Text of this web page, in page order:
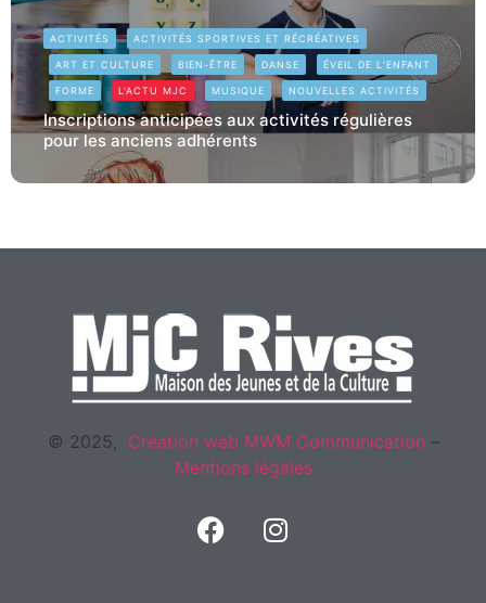
ACTIVITÉS ACTIVITÉS SPORTIVES ET RÉCRÉATIVES
ART ET CULTURE BIEN-ÊTRE DANSE ÉVEIL DE L’ENFANT
FORME L'ACTU MJC MUSIQUE NOUVELLES ACTIVITÉS
Inscriptions anticipées aux activités régulières
pour les anciens adhérents
© 2025, Création web MWM Communication –
Mentions légales